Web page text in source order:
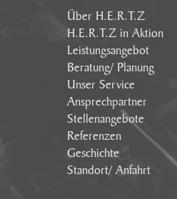
Über H.E.R.T.Z
H.E.R.T.Z in Aktion
Leistungsangebot
Beratung/ Planung
Unser Service
Ansprechpartner
Stellenangebote
Referenzen
Geschichte
Standort/ Anfahrt